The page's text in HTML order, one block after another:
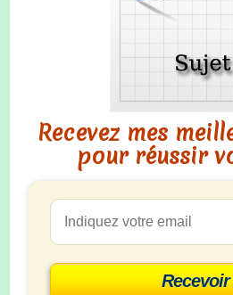
Recevez mes
pour réussir
Recevoir